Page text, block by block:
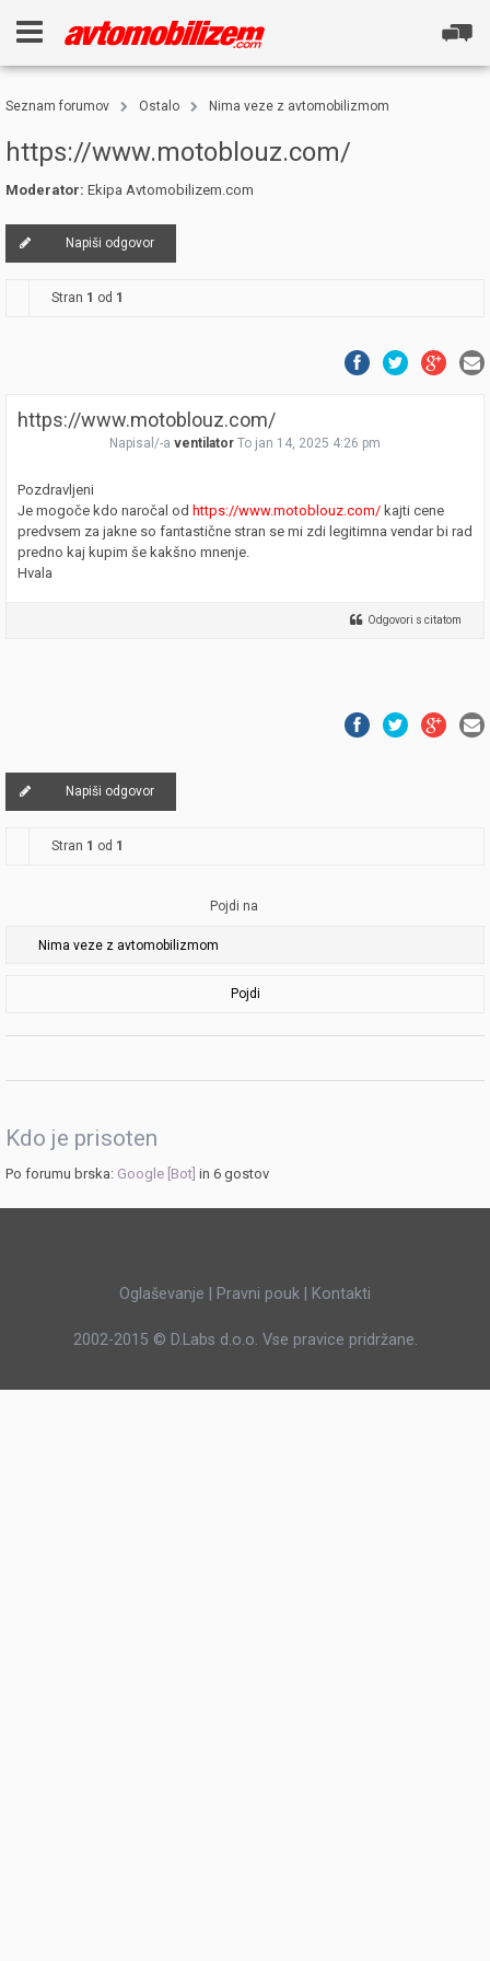
Seznam forumov Ostalo Nima veze z avtomobilizmom
https://www.motoblouz.com/
Moderator: Ekipa Avtomobilizem.com
Napiši odgovor
Stran 1 od 1
https://www.motoblouz.com/
Napisal/-a ventilator To jan 14, 2025 4:26 pm
Pozdravljeni
Je mogoče kdo naročal od https://www.motoblouz.com/ kajti cene
predvsem za jakne so fantastične stran se mi zdi legitimna vendar bi rad
predno kaj kupim še kakšno mnenje.
Hvala
Odgovori s citatom
Napiši odgovor
Stran 1 od 1
Pojdi na
Pojdi
Kdo je prisoten
Po forumu brska: Google [Bot] in 6 gostov
Oglaševanje Pravni pouk Kontakti
2002-2015 © D.Labs d.o.o. Vse pravice pridržane.